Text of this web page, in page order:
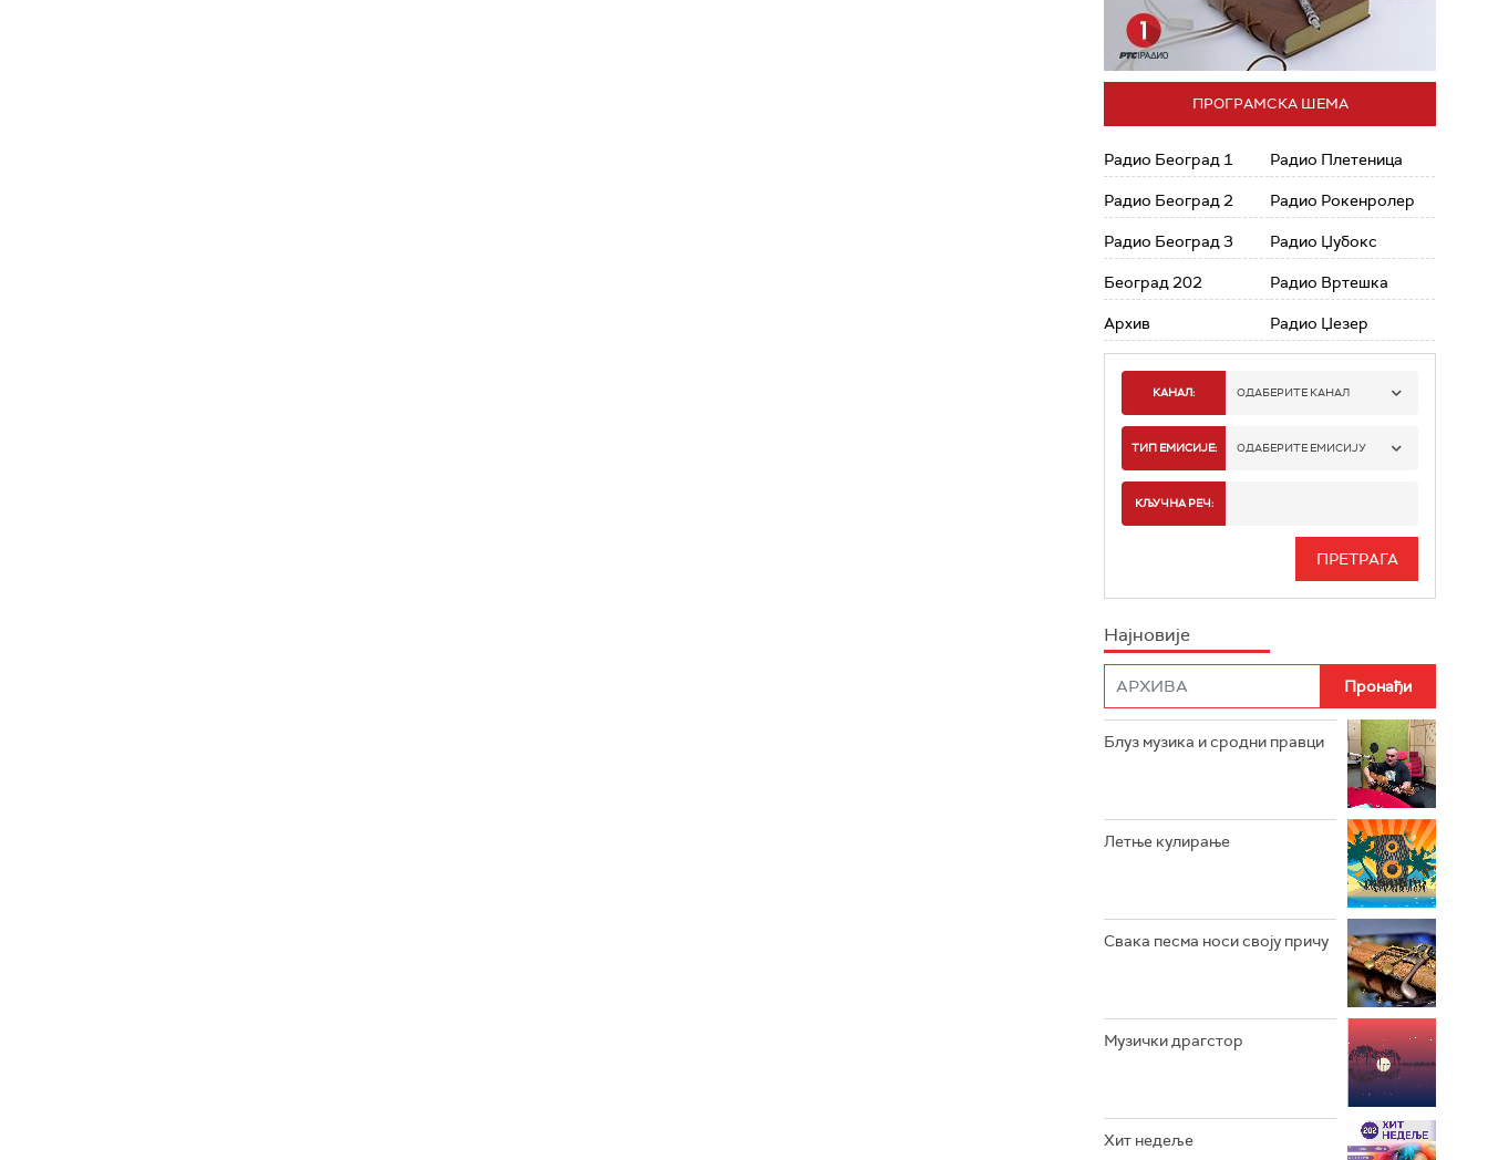
ПРОГРАМСКА ШЕМА
Радио Београд 1
Радио Београд 2
Радио Београд 3
Београд 202
Архив
Радио Плетеница
Радио Рокенролер
Радио Џубокс
Радио Вртешка
Радио Џезер
КАНАЛ: ОДАБЕРИТЕ КАНАЛ
РАДИО БЕОГРАД 1
РАДИО БЕОГРАД 3
РАДИО РОКЕНРОЛЕР
РАДИО ЏУБОКС
РАДИО ВРТЕШКА
РАДИО ЏЕЗЕР
ТИП ЕМИСИЈЕ: ОДАБЕРИТЕ ЕМИСИЈУ
ИНФО
КЉУЧНА РЕЧ:
Најновије
Блуз музика и сродни правци
Летње кулирање
Свака песма носи своју причу
Музички драгстор
Хит недеље